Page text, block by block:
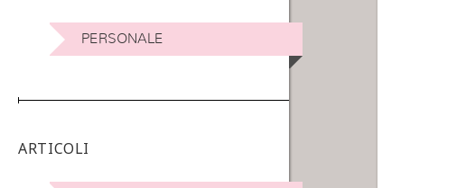
PERSONALE
ARTICOLI